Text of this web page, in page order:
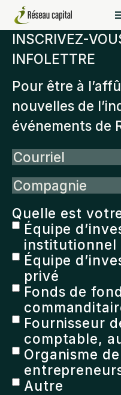
INSCRIVEZ-
INFOLETTRE
Pour être à
nouvelles de
événements de
Courriel
Compagnie
Quelle est
Équipe
institutionnel
Équipe
privé
Fonds de
Fournisseur
comptable,
Organisme
Autre